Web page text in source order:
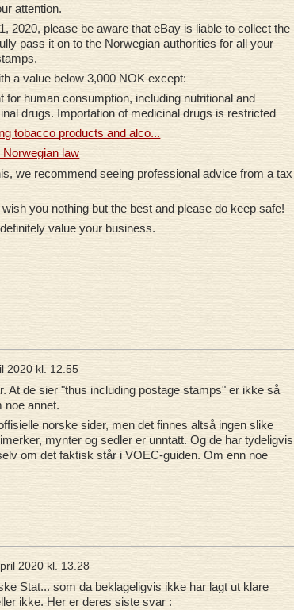
attention.
2020, please be aware that eBay is liable to collect the
pass it on to the Norwegian authorities for all your
a value below 3,000 NOK except:
human consumption, including nutritional and
drugs. Importation of medicinal drugs is restricted
tobacco products and alco...
law
we recommend seeing professional advice from a tax
you nothing but the best and please do keep safe!
value your business.
2020 kl. 12.55
At de sier "thus including postage stamps" er ikke så
noe annet.
norske sider, men det finnes altså ingen slike
mynter og sedler er unntatt. Og de har tydeligvis
om det faktisk står i VOEC-guiden. Om enn noe
2020 kl. 13.28
Stat... som da beklageligvis ikke har lagt ut klare
ikke. Her er deres siste svar :